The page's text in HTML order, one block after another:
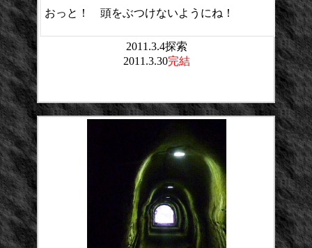
おっと！ 頭をぶつけないようにね！
2011.3.4探索
2011.3.30完結